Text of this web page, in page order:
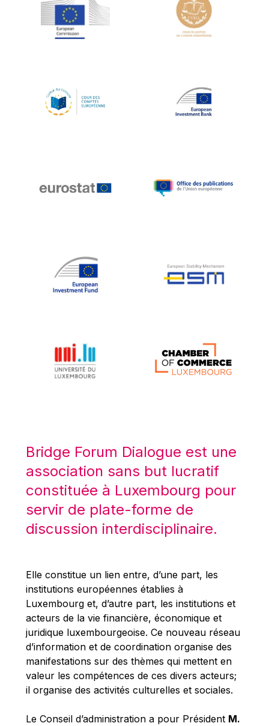
Jean-Louis Schiltz
Jean-Victor Louis
Johnny Åkerholm
Katharien L.C. Hunt
Klaus-Heiner Lehne
Koen LENAERTS
Lars Heikensten
Lucas Papademos
Máire Geoghegan-Quinn
Mario Centeno
Mario Monti
Maroš ŠEFČOVIČ
Martin Bailey
Martine Reicherts
Michael Sohlman
Michel Goedert
Mireille Delmas-Marty
Nobuo Tanaka
Otmar Issing
Paolo Mengozzi
Paschal Donohoe
Pat Cox
Bridge Forum Dialogue est une
association sans but lucratif
constituée à Luxembourg pour
servir de plate-forme de
discussion interdisciplinaire.
Elle constitue un lien entre, d’une part, les
institutions européennes établies à
Luxembourg et, d’autre part, les institutions et
acteurs de la vie financière, économique et
juridique luxembourgeoise. Ce nouveau réseau
d’information et de coordination organise des
manifestations sur des thèmes qui mettent en
valeur les compétences de ces divers acteurs;
il organise des activités culturelles et sociales.
Le Conseil d’administration a pour Président M.